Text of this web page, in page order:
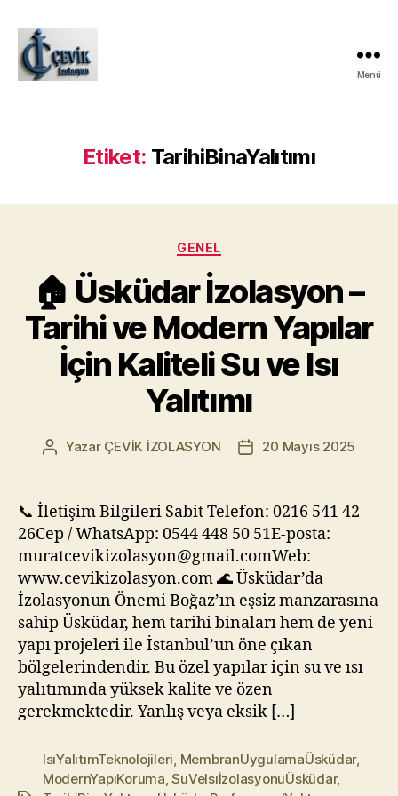
Menü
Etiket: TarihiBinaYalıtımı
Kategoriler
GENEL
🏠 Üsküdar İzolasyon –
Tarihi ve Modern Yapılar
İçin Kaliteli Su ve Isı
Yalıtımı
Yazının
Yazar ÇEVİK İZOLASYON
Yazı20 Mayıs 2025
📞 İletişim Bilgileri Sabit Telefon: 0216 541 42
26Cep / WhatsApp: 0544 448 50 51E-posta:
muratcevikizolasyon@gmail.comWeb:
www.cevikizolasyon.com 🌊 Üsküdar’da
İzolasyonun Önemi Boğaz’ın eşsiz manzarasına
sahip Üsküdar, hem tarihi binaları hem de yeni
yapı projeleri ile İstanbul’un öne çıkan
bölgelerindendir. Bu özel yapılar için su ve ısı
yalıtımında yüksek kalite ve özen
gerekmektedir. Yanlış veya eksik […]
IsıYalıtımTeknolojileri, MembranUygulamaÜsküdar,
ModernYapıKoruma,SuVeIsıİzolasyonuÜsküdar,